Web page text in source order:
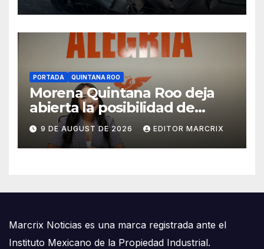
PORTADA QUINTANA ROO
Morena Quintana Roo deja
abierta la posibilidad de
sumar a Lidia Rojas
9 DE AUGUST DE 2026 EDITOR MARCRIX
Marcrix Noticias es una marca registrada ante el
Instituto Mexicano de la Propiedad Industrial.